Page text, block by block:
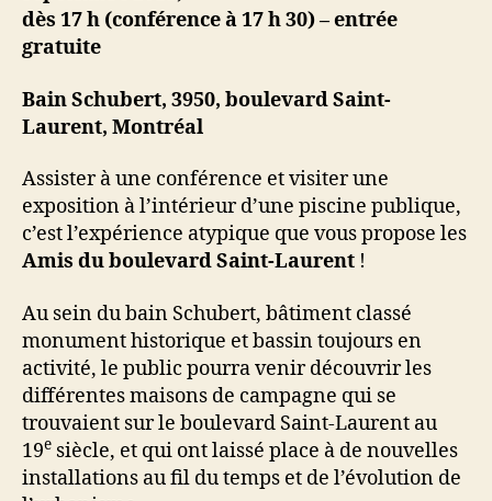
dès 17 h (conférence à 17 h 30) – entrée
gratuite
Bain Schubert, 3950, boulevard Saint-
Laurent, Montréal
Assister à une conférence et visiter une
exposition à l’intérieur d’une piscine publique,
c’est l’expérience atypique que vous propose les
Amis du boulevard Saint-Laurent !
Au sein du bain Schubert, bâtiment classé
monument historique et bassin toujours en
activité, le public pourra venir découvrir les
différentes maisons de campagne qui se
trouvaient sur le boulevard Saint-Laurent au
19e siècle, et qui ont laissé place à de nouvelles
installations au fil du temps et de l’évolution de